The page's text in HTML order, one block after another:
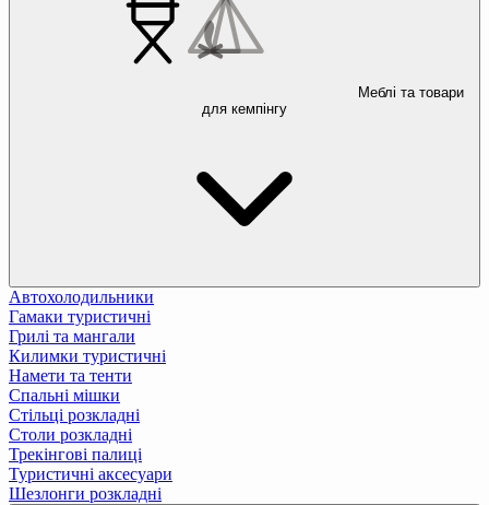
Меблі та товари
для кемпінгу
Автохолодильники
Гамаки туристичні
Грилі та мангали
Килимки туристичні
Намети та тенти
Спальні мішки
Стільці розкладні
Столи розкладні
Трекінгові палиці
Туристичні аксесуари
Шезлонги розкладні